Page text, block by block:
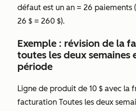
défaut est un an = 26 paiements
26 $ = 260 $).
Exemple : révision de la
toutes les deux semaines
période
Ligne de produit de 10 $ avec la
facturation Toutes les deux